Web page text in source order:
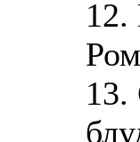
12.
13.